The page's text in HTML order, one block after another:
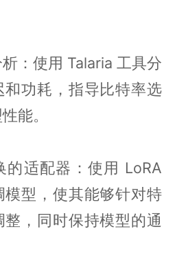
：使用 Talaria 工具分
和功耗，指导比特率选
能。
的适配器：使用 LoRA
模型，使其能够针对特
整，同时保持模型的通